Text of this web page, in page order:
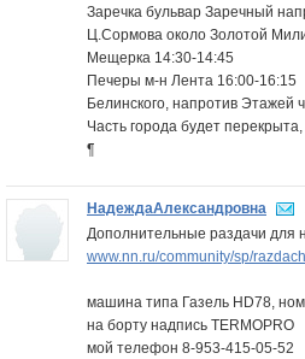
Заречка бульвар Заречный
Ц.Сормова около Золотой
Мещерка 14:30-14:45
Печеры м-н Лента 16:00-16:15
Белинского, напротив Этажей
Часть города будет
¶
НадеждаАлександровна
Дополнительные раздачи для
www.nn.ru/community/sp/
машина типа Газель HD78,
на борту надпись TERMOPRO
мой телефон 8-953-415-05-52